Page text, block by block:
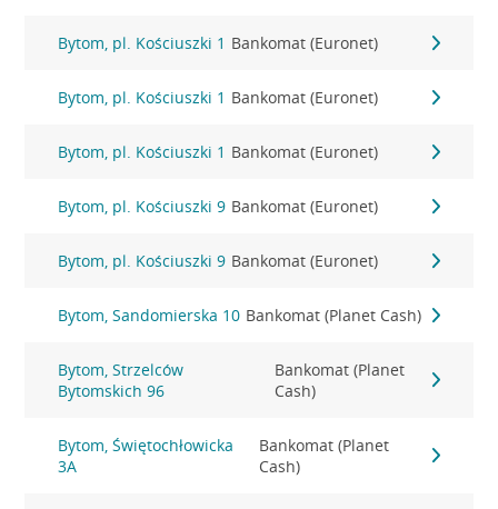
Bytom, pl. Kościuszki 1 Bankomat (Euronet)
Bytom, pl. Kościuszki 1 Bankomat (Euronet)
Bytom, pl. Kościuszki 1 Bankomat (Euronet)
Bytom, pl. Kościuszki 9 Bankomat (Euronet)
Bytom, pl. Kościuszki 9 Bankomat (Euronet)
Bytom, Sandomierska 10 Bankomat (Planet Cash)
Bytom, Strzelców
Bytomskich 96
Bankomat (Planet
Cash)
Bytom, Świętochłowicka
3A
Bankomat (Planet
Cash)